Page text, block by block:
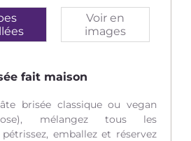
Voir en
images
fait maison
brisée classique ou vegan
mélangez tous les
emballez et réservez